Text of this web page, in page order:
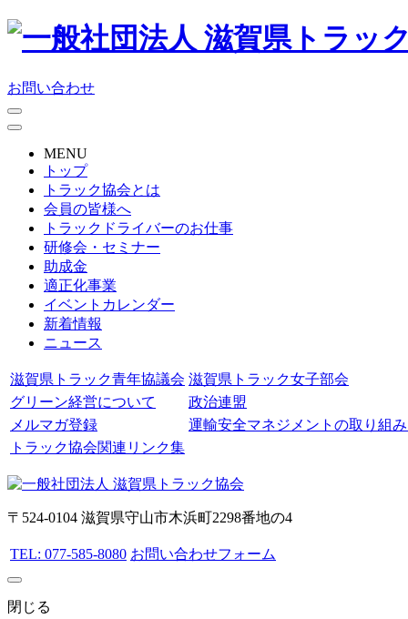
お問い合わせ
MENU
トップ
トラック協会とは
会員の皆様へ
トラックドライバーのお仕事
研修会・セミナー
助成金
適正化事業
イベントカレンダー
新着情報
ニュース
滋賀県トラック青年協議会 滋賀県トラック女子部会
グリーン経営について
政治連盟
メルマガ登録
運輸安全マネジメントの取り組
トラック協会関連リンク集
〒524-0104 滋賀県守山市木浜町2298番地の4
TEL: 077-585-8080 お問い合わせフォーム
閉じる